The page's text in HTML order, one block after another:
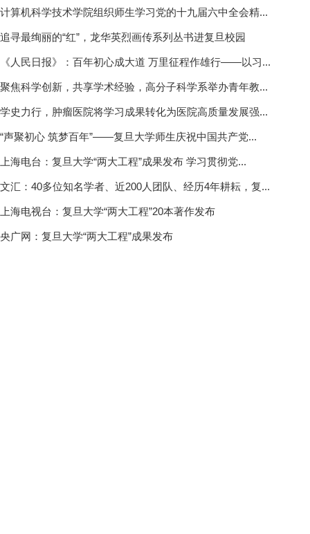
计算机科学技术学院组织师生学习党的十九届六中全会精...
追寻最绚丽的“红”，龙华英烈画传系列丛书进复旦校园
《人民日报》：百年初心成大道 万里征程作雄行——以习...
聚焦科学创新，共享学术经验，高分子科学系举办青年教...
学史力行，肿瘤医院将学习成果转化为医院高质量发展强...
“声聚初心 筑梦百年”——复旦大学师生庆祝中国共产党...
上海电台：复旦大学“两大工程”成果发布 学习贯彻党...
文汇：40多位知名学者、近200人团队、经历4年耕耘，复...
上海电视台：复旦大学“两大工程”20本著作发布
央广网：复旦大学“两大工程”成果发布